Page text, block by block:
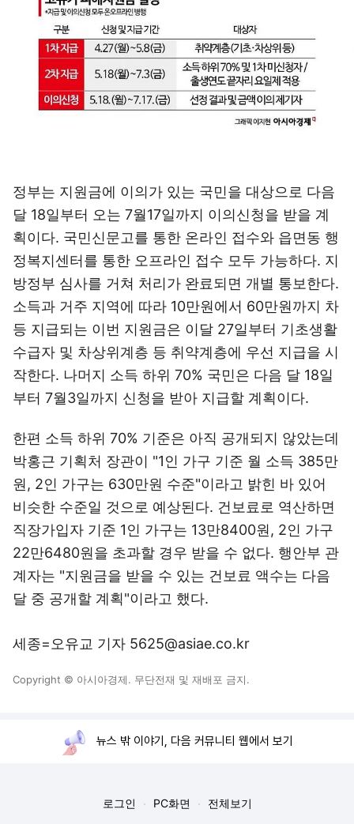
정부는 지원금에 이의가 있는 국민을 대상으로 다음
달 18일부터 오는 7월17일까지 이의신청을 받을 계
획이다. 국민신문고를 통한 온라인 접수와 읍면동 행
정복지센터를 통한 오프라인 접수 모두 가능하다. 지
방정부 심사를 거쳐 처리가 완료되면 개별 통보한다.
소득과 거주 지역에 따라 10만원에서 60만원까지 차
등 지급되는 이번 지원금은 이달 27일부터 기초생활
수급자 및 차상위계층 등 취약계층에 우선 지급을 시
작한다. 나머지 소득 하위 70% 국민은 다음 달 18일
부터 7월3일까지 신청을 받아 지급할 계획이다.
한편 소득 하위 70% 기준은 아직 공개되지 않았는데
박홍근 기획처 장관이 "1인 가구 기준 월 소득 385만
원, 2인 가구는 630만원 수준"이라고 밝힌 바 있어
비슷한 수준일 것으로 예상된다. 건보료로 역산하면
직장가입자 기준 1인 가구는 13만8400원, 2인 가구
22만6480원을 초과할 경우 받을 수 없다. 행안부 관
계자는 "지원금을 받을 수 있는 건보료 액수는 다음
달 중 공개할 계획"이라고 했다.
세종=오유교 기자 5625@asiae.co.kr
Copyright © 아시아경제. 무단전재 및 재배포 금지.
뉴스 밖 이야기, 다음 커뮤니티 웹에서 보기
로그인 PC화면 전체보기